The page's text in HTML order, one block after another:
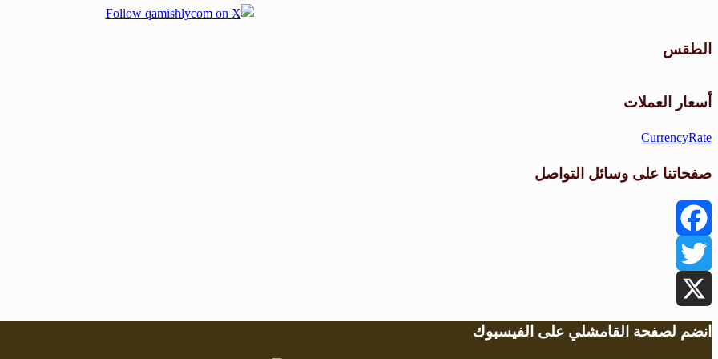
الطقس
أسعار العملات
CurrencyRate
صفحاتنا على وسائل التواصل
Facebook
Twitter
X
انضم لصفحة القامشلي على الفيسبوك